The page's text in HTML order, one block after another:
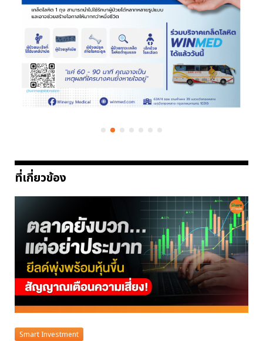
ที่เกี่ยวข้อง
Smart Investment